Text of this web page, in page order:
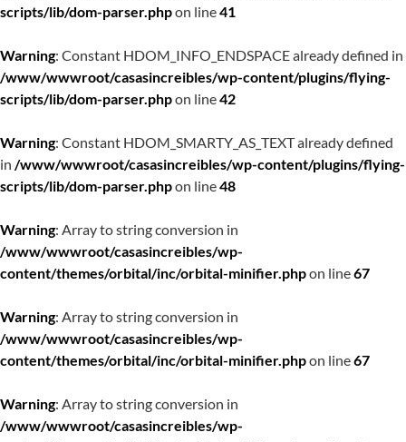
scripts/lib/dom-parser.phpon line41
Warning: Constant HDOM_INFO_ENDSPACE already defined in
/www/wwwroot/casasincreibles/wp-content/plugins/flying-
scripts/lib/dom-parser.phpon line42
Warning: Constant HDOM_SMARTY_AS_TEXT already defined
in /www/wwwroot/casasincreibles/wp-content/plugins/flying-
scripts/lib/dom-parser.phpon line48
Warning: Array to string conversion in
/www/wwwroot/casasincreibles/wp-
content/themes/orbital/inc/orbital-minifier.phpon line67
Warning: Array to string conversion in
/www/wwwroot/casasincreibles/wp-
content/themes/orbital/inc/orbital-minifier.phpon line67
Warning: Array to string conversion in
/www/wwwroot/casasincreibles/wp-